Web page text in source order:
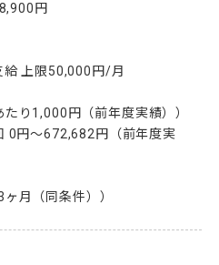
円
給 上限50,000円/月
り1,000円（前年度実績））
0円～672,682円（前年度実
月（同条件））